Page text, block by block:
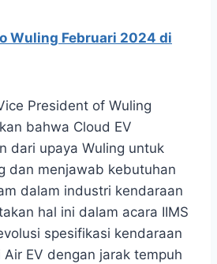
Wuling Februari 2024 di
President of Wuling
bahwa Cloud EV
dari upaya Wuling untuk
dan menjawab kebutuhan
dalam industri kendaraan
hal ini dalam acara IIMS
spesifikasi kendaraan
EV dengan jarak tempuh